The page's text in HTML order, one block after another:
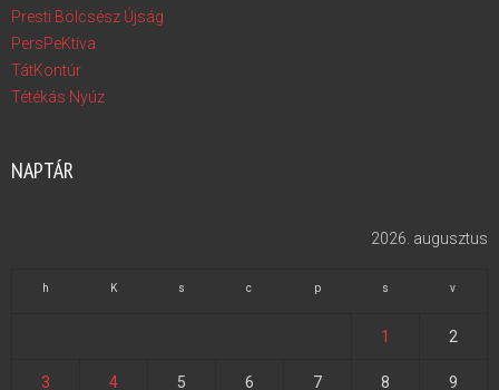
Presti Bölcsész Újság
PersPeKtíva
TátKontúr
Tétékás Nyúz
NAPTÁR
2026. augusztus
h K s c p s v
1 2
3 4 5 6 7 8 9